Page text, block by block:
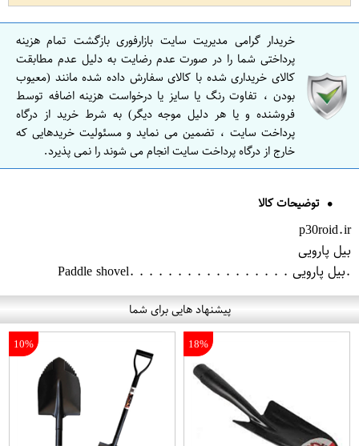
خریدار گرامی مدیریت سایت بازارفوری بازگشت تمام هزینه
پرداختی شما را در صورت عدم رضایت به دلیل عدم مطابقت
کالای خریداری شده با کالای سفارش داده شده مانند (معیوب
بودن ، تفاوت رنگ یا سایز یا درخواست هزینه اضافه توسط
فروشنده و یا هر دلیل موجه دیگر) به شرط خرید از درگاه
پرداخت سایت ، تضمین می نماید و مسئولیت خریدهایی که
خارج از درگاه پرداخت سایت انجام می شوند را نمی پذیرد.
توضیحات کالا
p30roid.ir
بیل پارویی
.بیل پارویی . . . . . . . . . . . . . . . . .Paddle shovel
پیشنهاد هایی برای شما
18%
10%